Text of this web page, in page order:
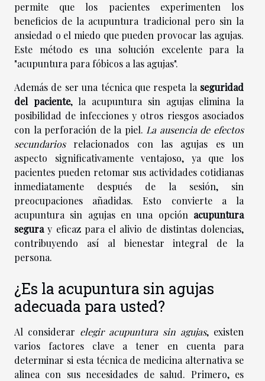
permite que los pacientes experimenten los
beneficios de la acupuntura tradicional pero sin la
ansiedad o el miedo que pueden provocar las agujas.
Este método es una solución excelente para la
"acupuntura para fóbicos a las agujas".
Además de ser una técnica que respeta la seguridad
del paciente, la acupuntura sin agujas elimina la
posibilidad de infecciones y otros riesgos asociados
con la perforación de la piel. La ausencia de efectos
secundariosrelacionados con las agujas es un
aspecto significativamente ventajoso, ya que los
pacientes pueden retomar sus actividades cotidianas
inmediatamente después de la sesión, sin
preocupaciones añadidas. Esto convierte a la
acupuntura sin agujas en una opción acupuntura
seguray eficaz para el alivio de distintas dolencias,
contribuyendo así al bienestar integral de la
persona.
¿Es la acupuntura sin agujas
adecuada para usted?
Al considerar elegir acupuntura sin agujas, existen
varios factores clave a tener en cuenta para
determinar si esta técnica de medicina alternativa se
alinea con sus necesidades de salud. Primero, es